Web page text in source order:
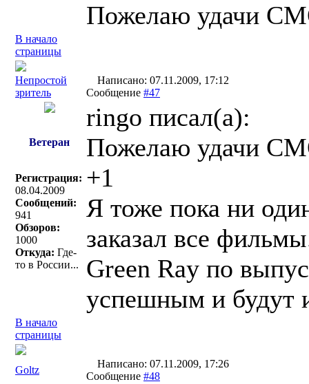
Пожелаю удачи
В начало
страницы
Непростой
зритель
Написано: 07.11.2009, 17:12
Сообщение #47
Ветеран
Регистрация:
08.04.2009
Сообщений:
941
Обзоров:
1000
Откуда: Где-
то в России...
ringo писал(a):
Пожелаю удачи
+1
Я тоже пока ни
заказал все
Green Ray по
успешным и будут
В начало
страницы
Goltz
Написано: 07.11.2009, 17:26
Сообщение #48